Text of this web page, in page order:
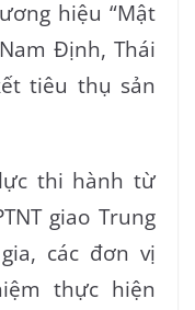
hiệu “Mật
Định, Thái
tiêu thụ sản
thi hành từ
giao Trung
các đơn vị
thực hiện